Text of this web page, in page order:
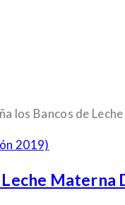
los Bancos de
Materna